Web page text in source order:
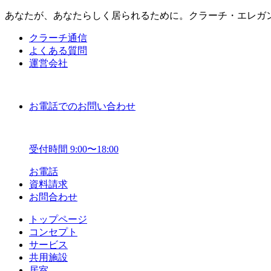
あなたが、あなたらしく居られるために。クラーチ・エレガ
クラーチ通信
よくある質問
運営会社
お電話でのお問い合わせ
受付時間 9:00〜18:00
お電話
資料請求
お問合わせ
トップページ
コンセプト
サービス
共用施設